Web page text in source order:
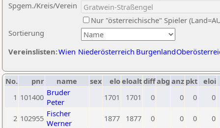
Sortierung
Spgem./Kreis/Verein
Nur "österreichische" Spieler
Vereinslisten:Wien Niederösterreich Burgenland
No. pnr name sex eloeloaltdiffabg anz pkt eloi
1 101400 Bruder
Peter
1701 1701 0 0 0 0
2 102955 Fischer
Werner
1877 1877 0 0 0 0